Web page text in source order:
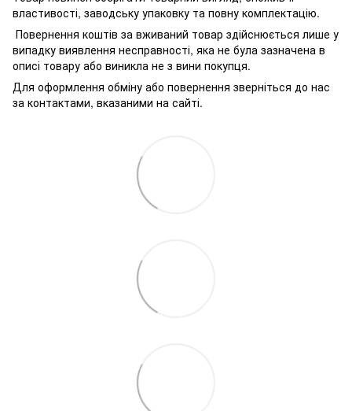
властивості, заводську упаковку та повну комплектацію.
Повернення коштів за вживаний товар здійснюється лише у
випадку виявлення несправності, яка не була зазначена в
описі товару або виникла не з вини покупця.
Для оформлення обміну або повернення зверніться до нас
за контактами, вказаними на сайті.